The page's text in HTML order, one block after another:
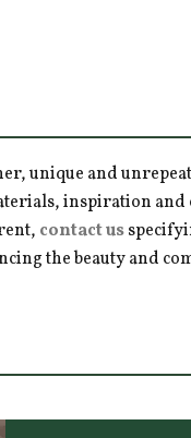
unique and
inspiration
contact us
the beauty and